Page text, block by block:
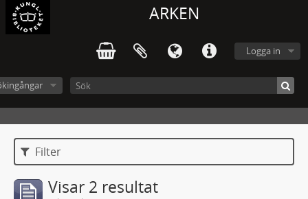
ARKEN
Logga in
Filter
Visar 2 resultat